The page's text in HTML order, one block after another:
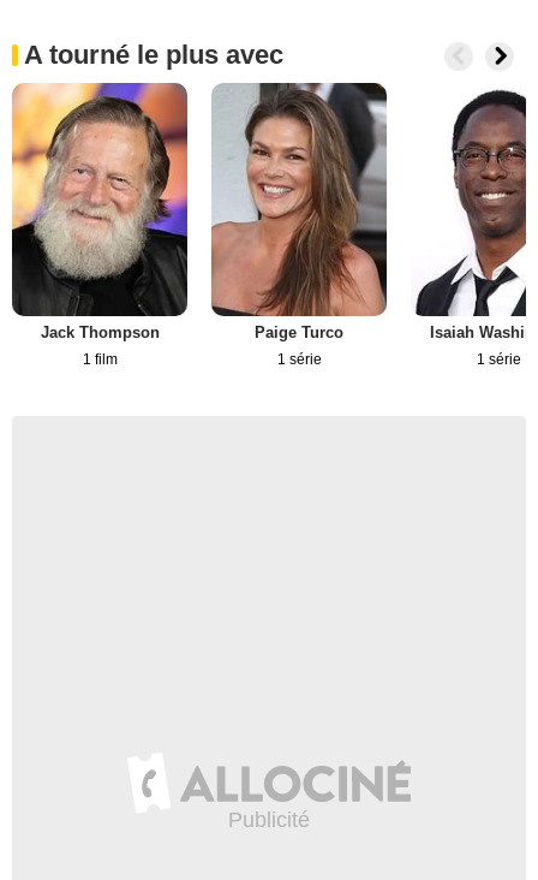
A tourné le plus avec
Jack Thompson
1 film
Paige Turco
1 série
Isaiah
1 série